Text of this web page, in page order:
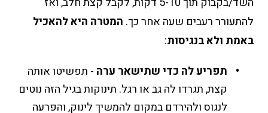
להתעורר רעבים שעה אחר כך. המטרה היא להאכיל
באמת ולא בנגיסות:
תפריע לה כדי שתישאר ערה - תפשיטו אותה
קצת, תגרדו לה גב או רגל. תינוקות בגיל הזה נוטים
לנגוס ולהירדם במקום להמשיך לינוק, והפרעה